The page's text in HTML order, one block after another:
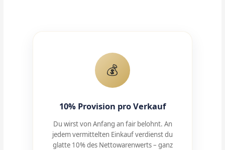
💰
10% Provision pro Verkauf
Du wirst von Anfang an fair belohnt. An
jedem vermittelten Einkauf verdienst du
glatte 10% des Nettowarenwerts – ganz